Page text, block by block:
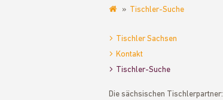
sachsen.de
Tischler-Suche
Tischler Sachsen
Kontakt
Tischler-Suche
Die sächsischen Tischlerpartner: